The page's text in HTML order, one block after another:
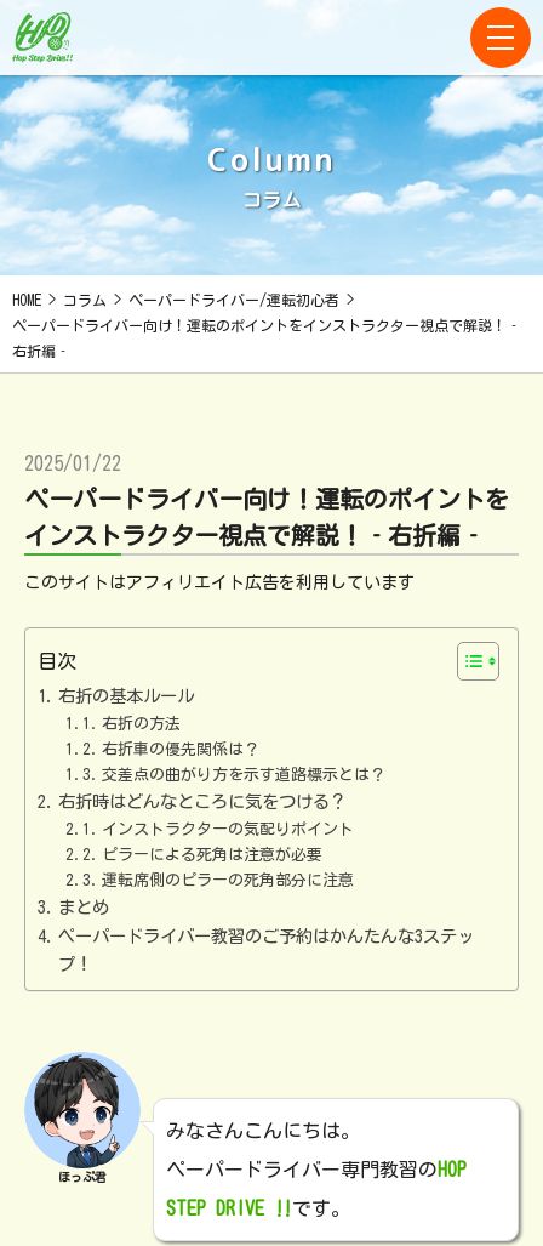
Column
コラム
HOME > コラム > ペーパードライバー/運転初心者 >
ペーパードライバー向け！運転のポイントをインストラクター視点で解説！‐
右折編‐
2025/01/22
ペーパードライバー向け！運転のポイントを
インストラクター視点で解説！‐右折編‐
このサイトはアフィリエイト広告を利用しています
目次
右折の基本ルール
右折の方法
右折車の優先関係は？
交差点の曲がり方を示す道路標示とは？
右折時はどんなところに気をつける？
インストラクターの気配りポイント
ピラーによる死角は注意が必要
運転席側のピラーの死角部分に注意
まとめ
ペーパードライバー教習のご予約はかんたんな3ステッ
プ！
ほっぷ君
みなさんこんにちは。
ペーパードライバー専門教習のHOP
STEP DRIVE ‼です。